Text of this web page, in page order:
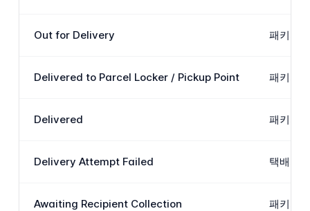
Out for Delivery 패키지
Delivered to Parcel Locker / Pickup Point 패키지
Delivered 패키지
Delivery Attempt Failed 택배가
Awaiting Recipient Collection 패키지